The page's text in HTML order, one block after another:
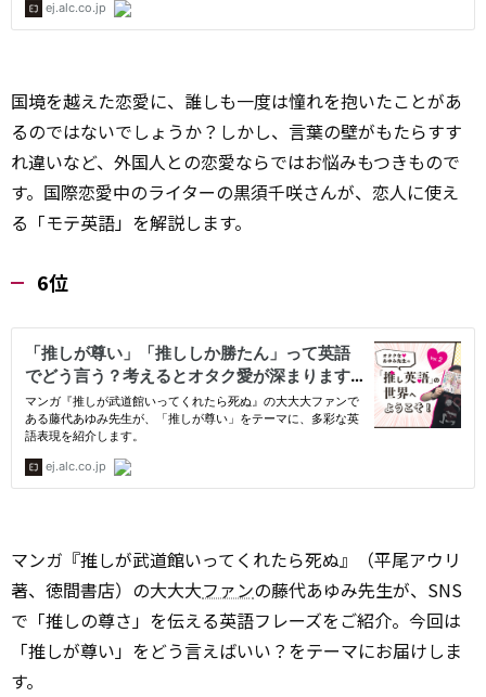
国境を越えた恋愛に、誰しも一度は憧れを抱いたことがあ
るのではないでしょうか？しかし、言葉の壁がもたらすす
れ違いなど、外国人との恋愛ならではお悩みもつきもので
す。国際恋愛中のライターの黒須千咲さんが、恋人に使え
る「モテ英語」を解説します。
6位
マンガ『推しが武道館いってくれたら死ぬ』（平尾アウリ
著、徳間書店）の大大大ファンの藤代あゆみ先生が、SNS
で「推しの尊さ」を伝える英語フレーズをご紹介。今回は
「推しが尊い」をどう言えばいい？をテーマにお届けしま
す。